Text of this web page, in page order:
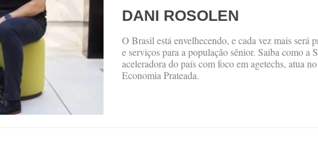
DANI ROSOLEN
O Brasil está envelhecendo, e cada vez mais será
e serviços para a população sênior. Saiba como a
aceleradora do país com foco em agetechs, atua
Economia Prateada.